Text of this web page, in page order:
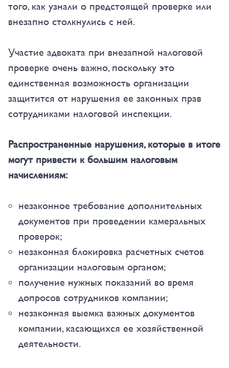
того, как узнали о предстоящей проверке или
внезапно столкнулись с ней.
Участие адвоката при внезапной налоговой
проверке очень важно, поскольку это
единственная возможность организации
защитится от нарушения ее законных прав
сотрудниками налоговой инспекции.
Распространенные нарушения, которые в итоге
могут привести к большим налоговым
начислениям:
незаконное требование дополнительных
документов при проведении камеральных
проверок;
незаконная блокировка расчетных счетов
организации налоговым органом;
получение нужных показаний во время
допросов сотрудников компании;
незаконная выемка важных документов
компании, касающихся ее хозяйственной
деятельности.